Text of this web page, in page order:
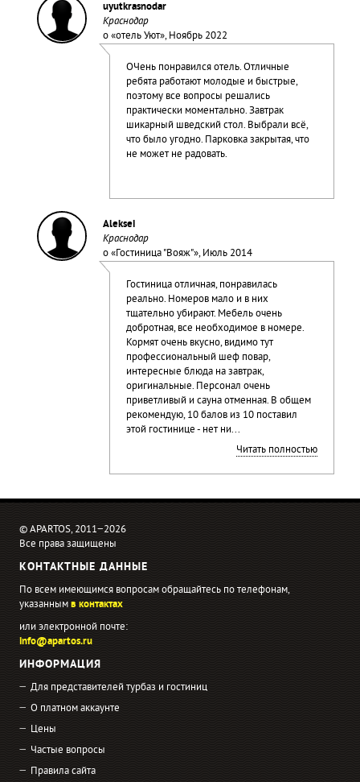
uyutkrasnodar
Краснодар
о «отель Уют», Ноябрь 2022
ОЧень понравился отель. Отличные
ребята работают молодые и быстрые,
поэтому все вопросы решались
практически моментально. Завтрак
шикарный шведский стол. Выбрали всё,
что было угодно. Парковка закрытая, что
не может не радовать.
Aleksei
Краснодар
о «Гостиница "Вояж"», Июль 2014
Гостиница отличная, понравилась
реально. Номеров мало и в них
тщательно убирают. Мебель очень
добротная, все необходимое в номере.
Кормят очень вкусно, видимо тут
профессиональный шеф повар,
интересные блюда на завтрак,
оригинальные. Персонал очень
приветливый и сауна отменная. В общем
рекомендую, 10 балов из 10 поставил
этой гостинице - нет ни...
Читать полностью
© APARTOS, 2011−2026
Все права защищены
КОНТАКТНЫЕ ДАННЫЕ
По всем имеющимся вопросам обращайтесь по телефонам,
указаннымв контактах
или электронной почте:
info@apartos.ru
ИНФОРМАЦИЯ
Для представителей турбаз и гостиниц
О платном аккаунте
Цены
Частые вопросы
Правила сайта